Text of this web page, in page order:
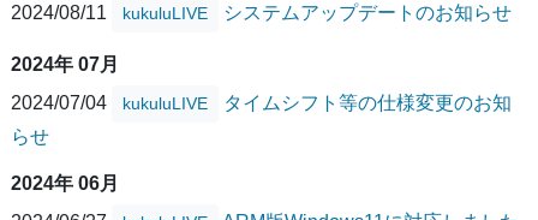
2024/08/11
kukuluLIVE システムアップデートのお知らせ
2024年 07月
2024/07/04
kukuluLIVE
タイムシフト等の仕様変更のお知
らせ
2024年 06月